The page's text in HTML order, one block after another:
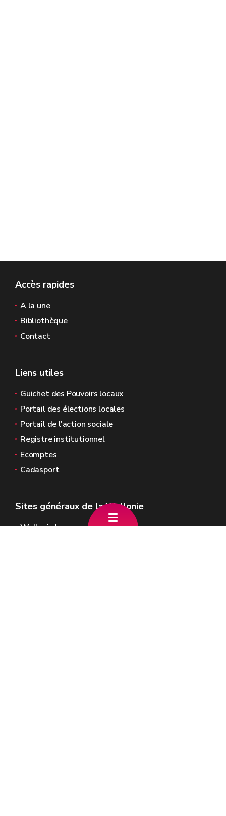
Accès rapides
A la une
Bibliothèque
Contact
Liens utiles
Guichet des Pouvoirs locaux
Portail des élections locales
Portail de l'action sociale
Registre institutionnel
Ecomptes
Cadasport
Sites généraux de la Wallonie
Wallonie.be